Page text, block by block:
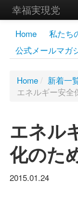
幸福実現党
メンバーズペー
党員
お問い合わせ
Home 私たち
公式メールマガ
Home / 新着一
エネルギー安全
エネル
化のた
2015.01.24